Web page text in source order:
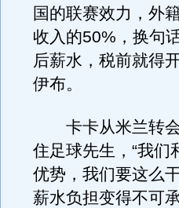
国的联赛效力，外
收入的50%，换句
后薪水，税前就得
伊布。
卡卡从米兰转会
住足球先生，“我
优势，我们要这么
薪水负担变得不可